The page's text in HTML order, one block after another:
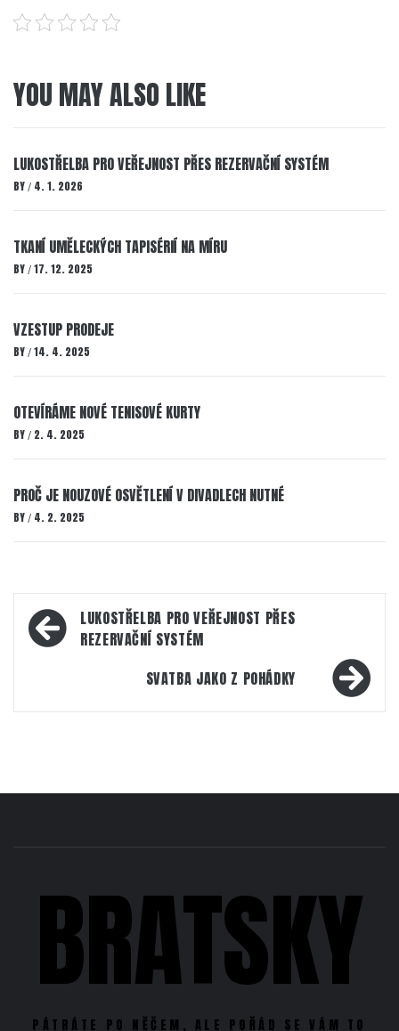
YOU MAY ALSO LIKE
LUKOSTŘELBA PRO VEŘEJNOST PŘES REZERVAČNÍ SYSTÉM
BY / 4. 1. 2026
TKANÍ UMĚLECKÝCH TAPISÉRIÍ NA MÍRU
BY / 17. 12. 2025
VZESTUP PRODEJE
BY / 14. 4. 2025
OTEVÍRÁME NOVÉ TENISOVÉ KURTY
BY / 2. 4. 2025
PROČ JE NOUZOVÉ OSVĚTLENÍ V DIVADLECH NUTNÉ
BY / 4. 2. 2025
Navigace
pro
LUKOSTŘELBA PRO VEŘEJNOST PŘES
REZERVAČNÍ SYSTÉM
SVATBA JAKO Z POHÁDKY
BRATSKY
PÁTRÁTE PO NĚČEM, ALE POŘÁD SE VÁM TO